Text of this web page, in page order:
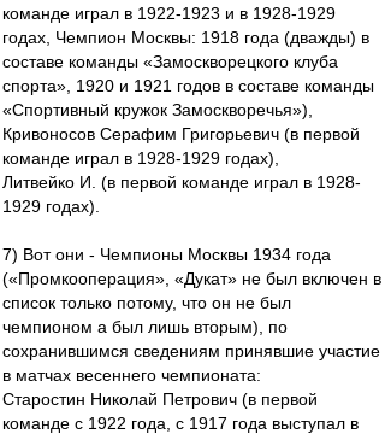
команде играл в 1922-1923 и в 1928-1929
годах, Чемпион Москвы: 1918 года (дважды) в
составе команды «Замоскворецкого клуба
спорта», 1920 и 1921 годов в составе команды
«Спортивный кружок Замоскворечья»),
Кривоносов Серафим Григорьевич (в первой
команде играл в 1928-1929 годах),
Литвейко И. (в первой команде играл в 1928-
1929 годах).
7) Вот они - Чемпионы Москвы 1934 года
(«Промкооперация», «Дукат» не был включен в
список только потому, что он не был
чемпионом а был лишь вторым), по
сохранившимся сведениям принявшие участие
в матчах весеннего чемпионата:
Старостин Николай Петрович (в первой
команде с 1922 года, с 1917 года выступал в